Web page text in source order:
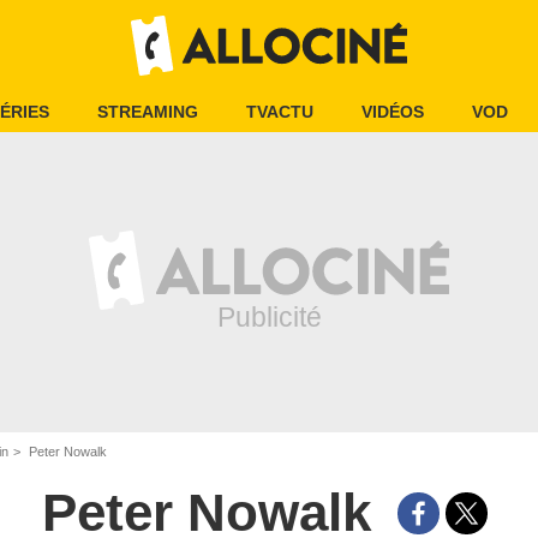
STREAMING TVACTU VIDÉOS VOD
Peter Nowalk
Peter Nowalk